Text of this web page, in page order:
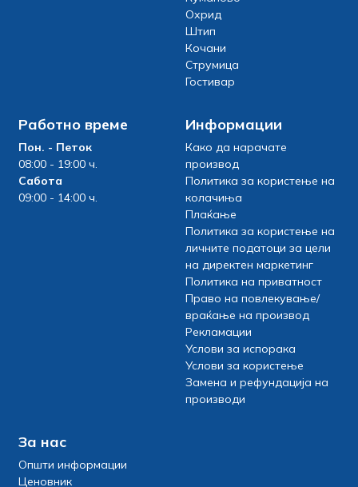
Охрид
Штип
Кочани
Струмица
Гостивар
Работно време
Пон. - Петок
08:00 - 19:00 ч.
Сабота
09:00 - 14:00 ч.
Информации
Како да нарачате
производ
Политика за користење на
колачиња
Плаќање
Политика за користење на
личните податоци за цели
на директен маркетинг
Политика на приватност
Право на повлекување/
враќање на производ
Рекламации
Услови за испорака
Услови за користење
Замена и рефундација на
производи
За нас
Општи информации
Ценовник